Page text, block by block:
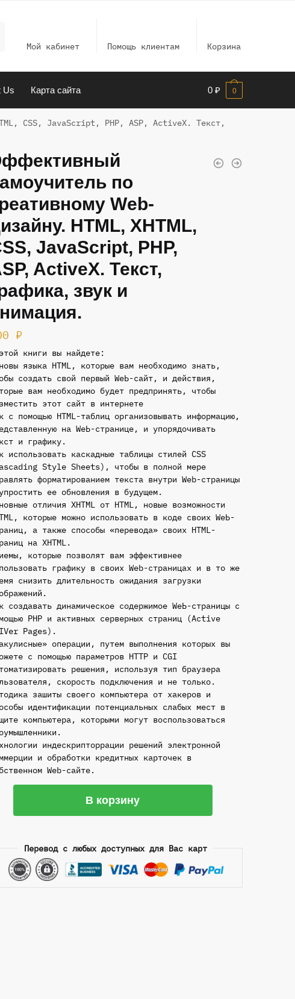
Мой кабинет Помощь клиентам Корзина
Us Карта сайта 0 ₽ 0
CSS, JavaScript, РНР, ASP, ActiveX. Текст,
по
Wеb-
HTML, XHTML,
JavaScript, РНР,
ActiveX. Текст,
звук и
₽
книги вы найдете:
языка HTML, которые вам необходимо знать,
создать свой первый WеЬ-сайт, и действия,
вам необходимо будет предпринять, чтобы
этот сайт в интернете
с помощью НТМL-таблиц организовывать информацию,
на WеЬ-странице, и упорядочивать
и графику.
использовать каскадные таблицы стилей CSS
Style Sheets), чтобы в полной мере
форматированием текста внутри Wеb-страницы
ее обновления в будущем.
отличия ХНТМL от HTML, новые возможности
которые можно использовать в коде своих WеЬ-
а также способы «перевода» своих НТМL-
на ХНТМL.
которые позволят вам эффективнее
графику в своих Wеb-страницах и в то же
снизить длительность ожидания загрузки
создавать динамическое содержимое WеЬ-страницы с
РНР и активных серверных страниц (Active
Pages).
операции, путем выполнения которых вы
с помощью параметров НТТР и CGI
решения, используя тип браузера
скорость подключения и не только.
зашиты своего компьютера от хакеров и
идентификации потенциальных слабых мест в
компьютера, которыми могут воспользоваться
индескрипторрации решений электронной
и обработки кредитных карточек в
Wеb-сайте.
В корзину
Перевод с любых доступных для Вас карт